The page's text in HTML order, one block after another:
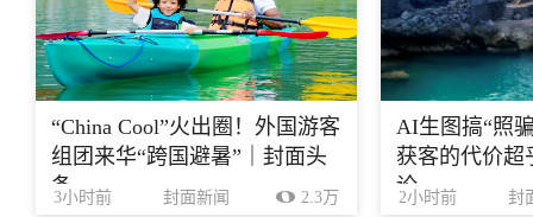
“China Cool”火出圈！外国游客
组团来华“跨国避暑”｜封面头
条
3小时前 封面新闻 2.3万
AI生图搞“照
获客的代价超
论
2小时前 封